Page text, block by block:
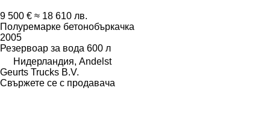
9 500 € ≈ 18 610 лв.
Полуремарке бетонобъркачка
2005
Резервоар за вода 600 л
Нидерландия, Andelst
Geurts Trucks B.V.
Свържете се с продавача